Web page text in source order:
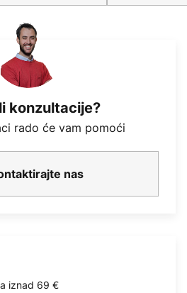
konzultacije?
rado će vam pomoći
nas
iznad 69 €